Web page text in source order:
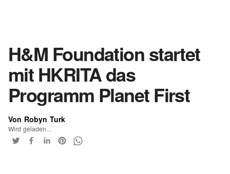
H&M Foundation startet
mit HKRITA das
Programm Planet First
Von Robyn Turk
Wird geladen...